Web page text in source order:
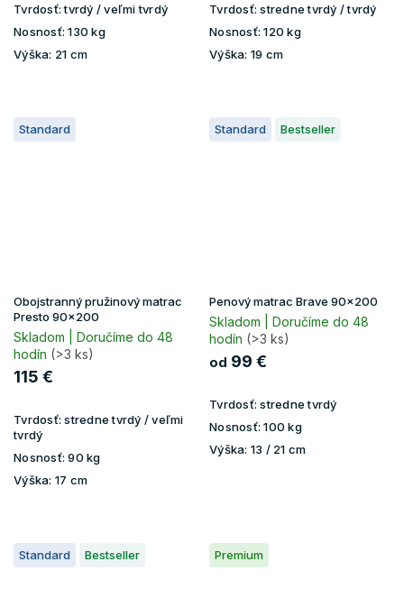
Tvrdosť:tvrdý / veľmi tvrdý
Nosnosť: 130 kg
Výška: 21 cm
Tvrdosť: stredne tvrdý / tvrdý
Nosnosť: 120 kg
Výška: 19 cm
Standard
Obojstranný pružinový matrac
Presto 90x200
Skladom | Doručíme do 48
hodín (>3 ks)
115 €
Tvrdosť: stredne tvrdý / veľmi
tvrdý
Nosnosť: 90 kg
Výška: 17 cm
Standard Bestseller
Penový matrac Brave 90x200
Skladom | Doručíme do 48
hodín (>3 ks)
od 99 €
Tvrdosť: stredne tvrdý
Nosnosť: 100 kg
Výška: 13 / 21 cm
Standard Bestseller Premium